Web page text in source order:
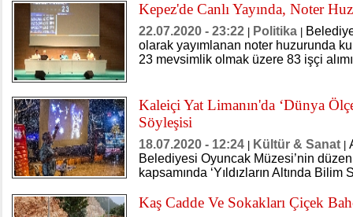
Kepez'de Canlı Yayında, Noter
22.07.2020 - 23:22 Politika
olarak yayımlanan noter huzurunda
23 mevsimlik olmak üzere 83 işçi alımı
Kaleiçi Yat Limanın'da ‘Dünya
Söyleşisi
18.07.2020 - 12:24 Kültür & Sanat
Belediyesi Oyuncak Müzesi’nin
kapsamında ‘Yıldızların Altında
Kaş Cadde Ve Sokakları Çiçek